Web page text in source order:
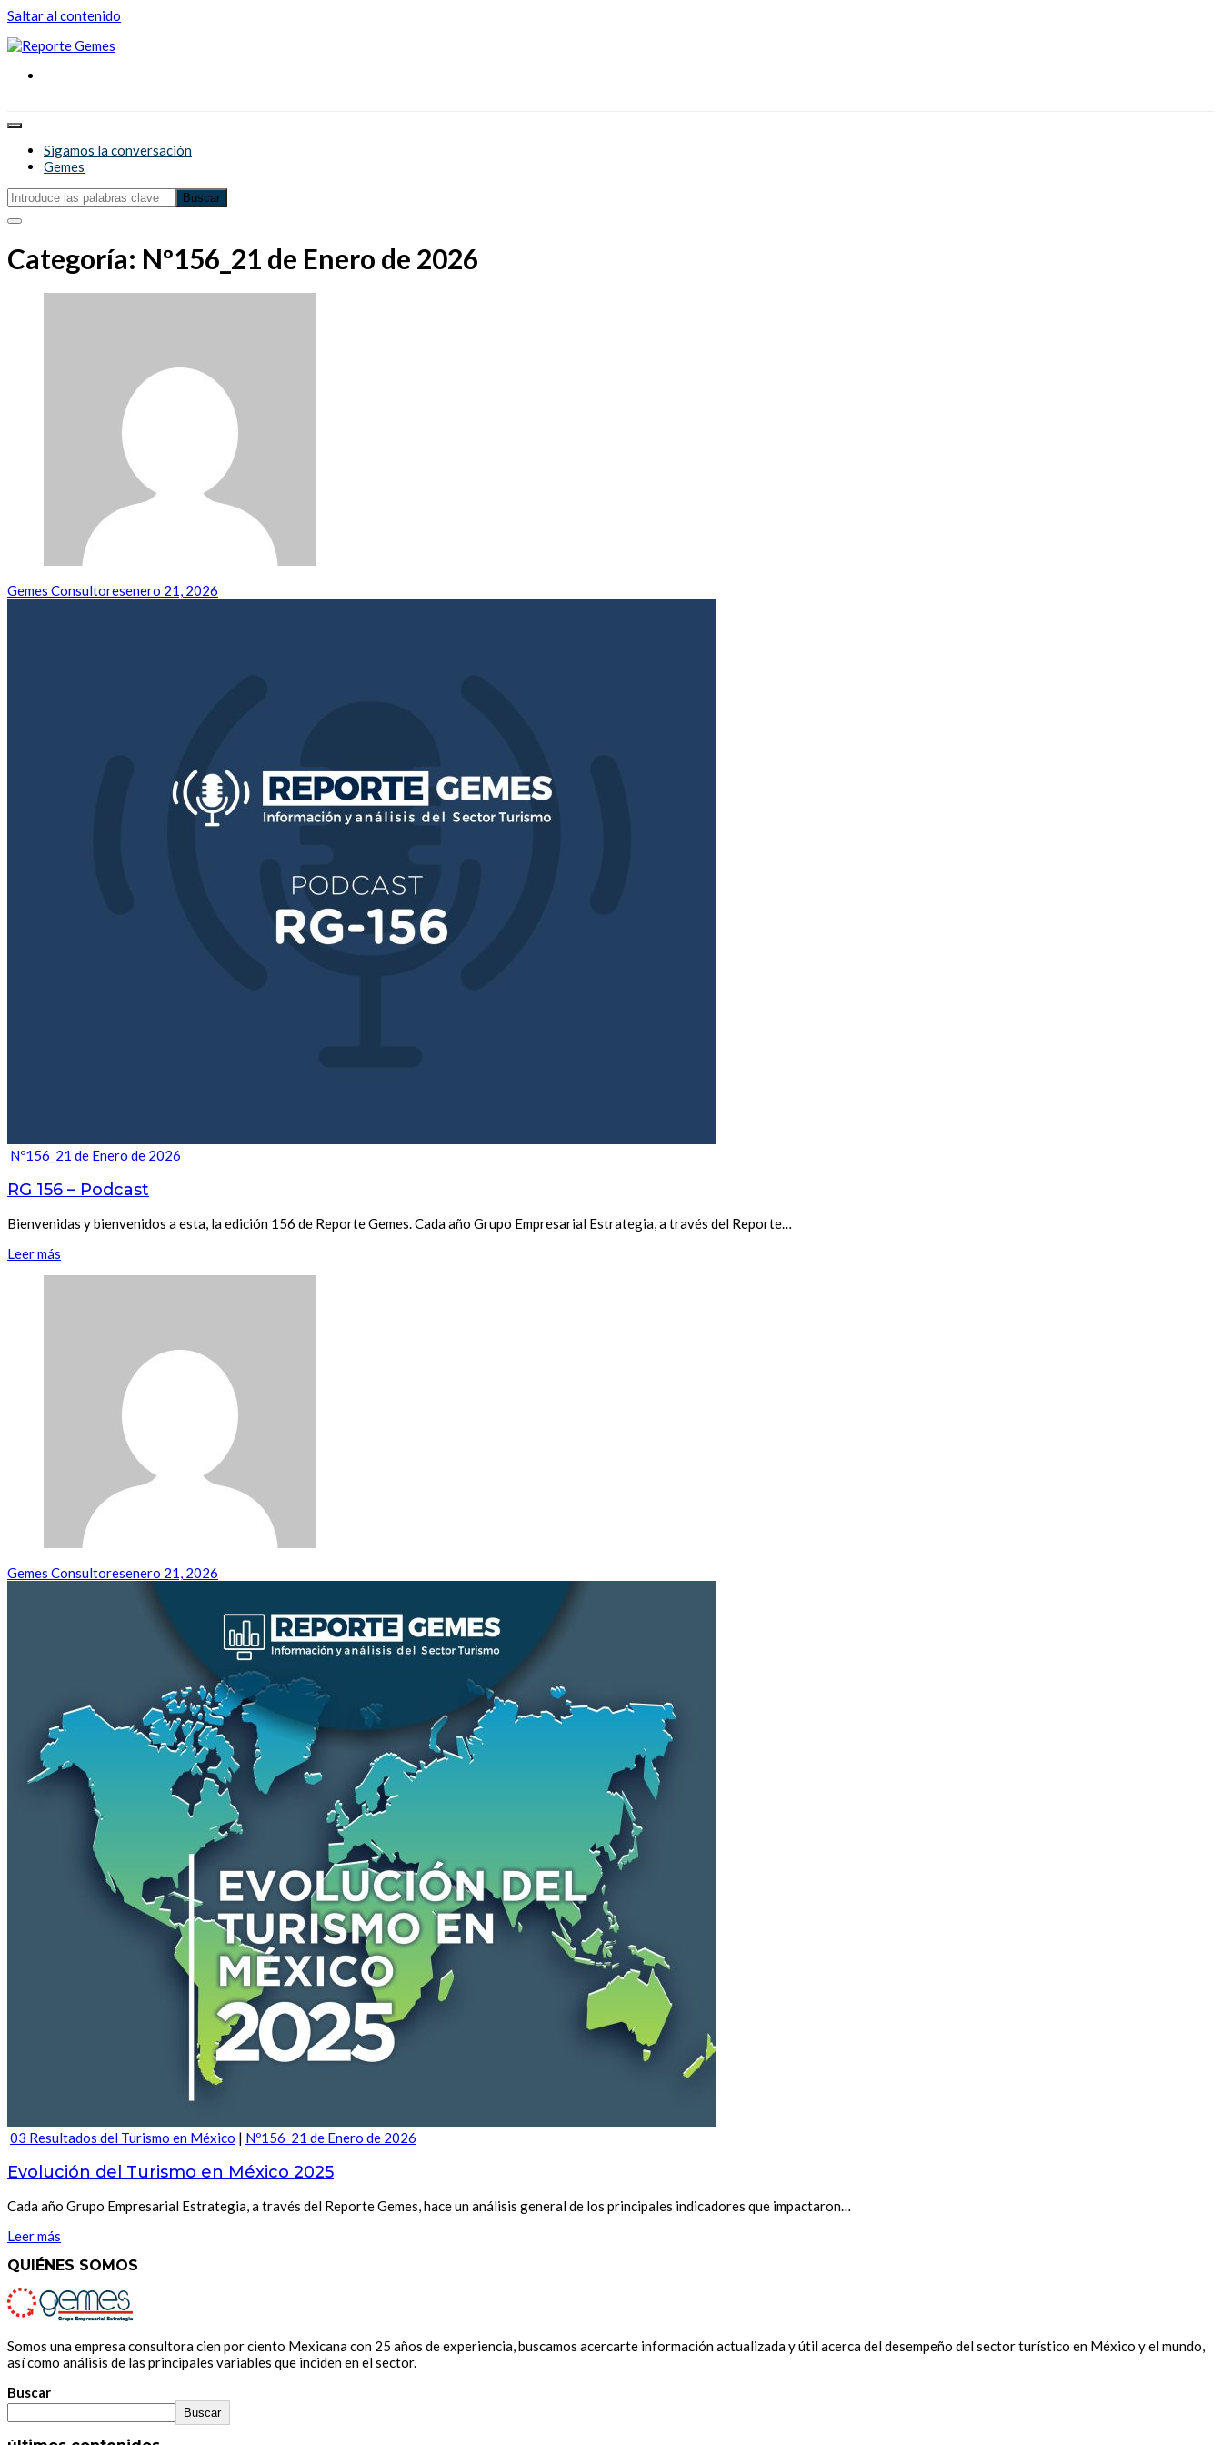
Saltar al contenido
Reporte Gemes
Sigamos la conversación
Gemes
Categoría: Nº156_21 de Enero de 2026
Gemes Consultoresenero 21, 2026
Nº156_21 de Enero de 2026
RG 156 – Podcast
Bienvenidas y bienvenidos a esta, la edición 156 de Reporte Gemes. Cada año Grupo Empresarial Estrategia, a través del Reporte…
Leer más
Gemes Consultoresenero 21, 2026
03 Resultados del Turismo en México | Nº156_21 de Enero de 2026
Evolución del Turismo en México 2025
Cada año Grupo Empresarial Estrategia, a través del Reporte Gemes, hace un análisis general de los principales indicadores que impactaron…
Leer más
QUIÉNES SOMOS
Somos una empresa consultora cien por ciento Mexicana con 25 años de experiencia, buscamos acercarte información actualizada y útil acerca del desempeño del sector turístico en México y el mundo,
así como análisis de las principales variables que inciden en el sector.
Buscar
Buscar